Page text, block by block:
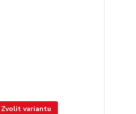
Zvolit variantu